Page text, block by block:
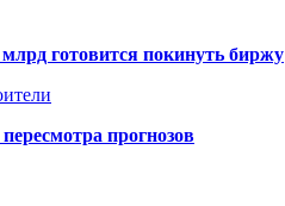
готовится покинуть биржу
прогнозов